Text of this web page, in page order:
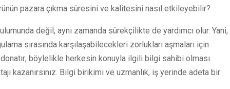
pazara çıkma süresini ve kalitesini nasıl etkileyebilir?
değil, aynı zamanda sürekçilikte de yardımcı olur. Yani,
sırasında karşılaşabilecekleri zorlukları aşmaları için
böylelikle herkesin konuyla ilgili bilgi sahibi olması
kazanırsınız. Bilgi birikimi ve uzmanlık, iş yerinde adeta bir